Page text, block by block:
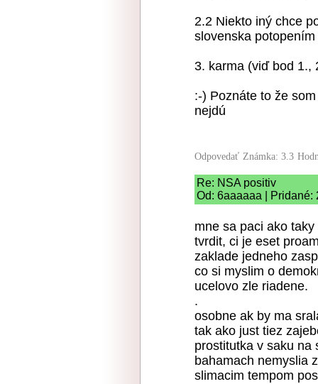
2.2 Niekto iný chce
slovenska
3. karma (viď bod 1.,
:-) Poznáte to že
nejdú
Odpovedať Známka: 3.3
Re: NSA positiv
Od: 6aaaaaa | Pridané:
mne sa paci ako
tvrdit, ci je eset
zaklade jedneho
co si myslim o
ucelovo zle riadene.
.
osobne ak by ma
tak ako just tiez
prostitutka v saku na
bahamach nemyslia
slimacim tempom